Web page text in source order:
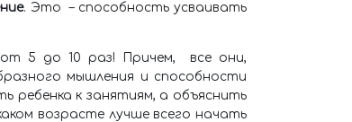
. Это – способность усваивать
от 5 до 10 раз! Причем, все они,
мышления и способности
ребенка к занятиям, а объяснить
возрасте лучше всего начать